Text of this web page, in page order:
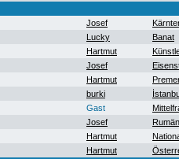
Josef
Lucky Banat
Hartmut
Josef
Hartmut
burki
Gast
Josef
Hartmut
Hartmut